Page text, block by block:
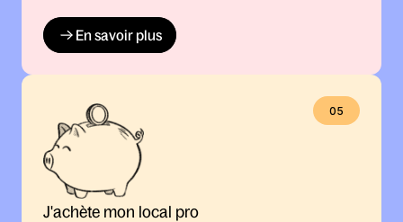
En savoir plus
05
J'achète mon local pro